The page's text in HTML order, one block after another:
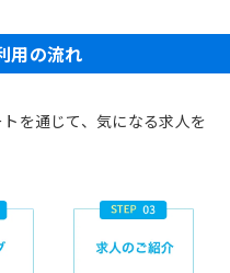
用の流れ
を通じて、気になる求人を